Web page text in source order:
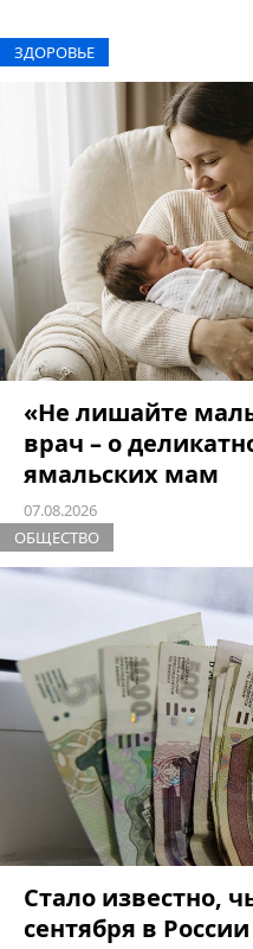
ЗДОРОВЬЕ
«Не лишайте
врач – о
ямальских мам
07.08.2026
ОБЩЕСТВО
Стало известно,
сентября в России